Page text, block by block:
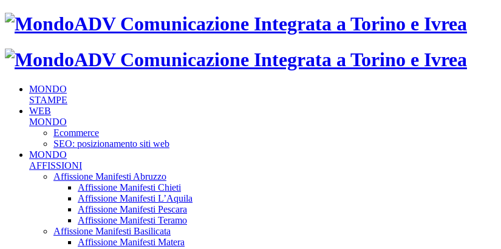
MONDO
STAMPE
WEB
MONDO
Ecommerce
SEO: posizionamento siti web
MONDO
AFFISSIONI
Affissione Manifesti Abruzzo
Affissione Manifesti Chieti
Affissione Manifesti L’Aquila
Affissione Manifesti Pescara
Affissione Manifesti Teramo
Affissione Manifesti Basilicata
Affissione Manifesti Matera